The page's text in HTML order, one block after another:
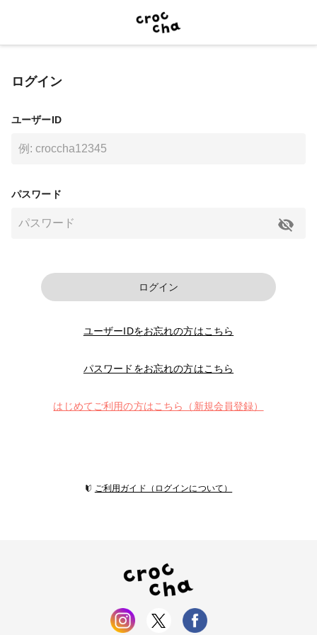
ログイン
ユーザーID
パスワード
ログイン
ユーザーIDをお忘れの方はこちら
パスワードをお忘れの方はこちら
はじめてご利用の方はこちら（新規会員登録）
ご利用ガイド（ログインについて）